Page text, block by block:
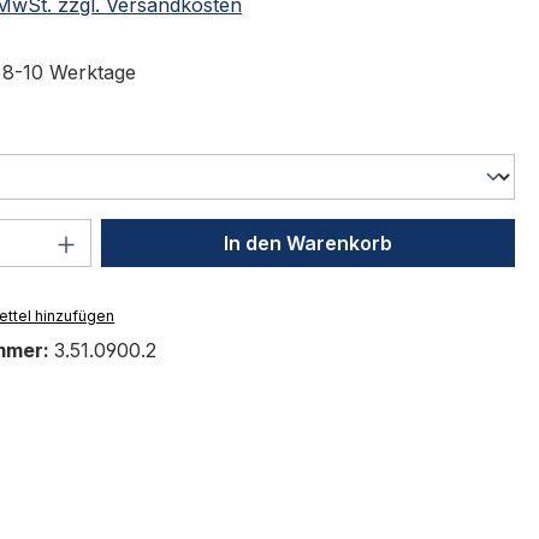
10 Werktage
Anzahl: Gib den gewünschten Wert
In den Warenkorb
hinzufügen
3.51.0900.2